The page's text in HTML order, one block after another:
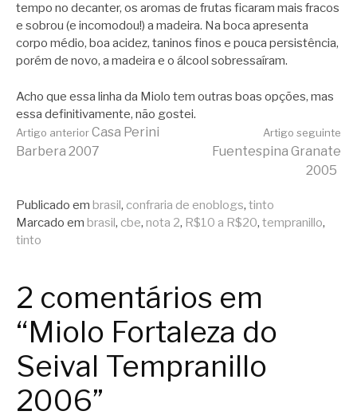
tempo no decanter, os aromas de frutas ficaram mais fracos
e sobrou (e incomodou!) a madeira. Na boca apresenta
corpo médio, boa acidez, taninos finos e pouca persistência,
porém de novo, a madeira e o álcool sobressaíram.
Acho que essa linha da Miolo tem outras boas opções, mas
essa definitivamente, não gostei.
Continue
lendo
Artigo anteriorCasa Perini
Barbera 2007
Artigo seguinte
Fuentespina Granate
2005
Publicado em brasil, confraria de enoblogs, tinto
Marcado em brasil, cbe, nota 2, R$10 a R$20, tempranillo,
tinto
2 comentários em
“Miolo Fortaleza do
Seival Tempranillo
2006”